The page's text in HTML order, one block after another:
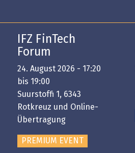
IFZ FinTech
Forum
24. August 2026 - 17:20
bis 19:00
Suurstoffi 1, 6343
Rotkreuz und Online-
Übertragung
PREMIUM EVENT